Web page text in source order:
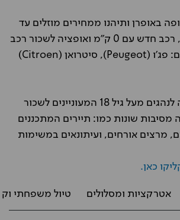
באופרן ותיהנו ממחירים מוזלים עד
40%, ביטוח מקיף, רכב חדש עם 0 ק"מ ואופציה לשכור רכב
מ-3 יצרנים מובילים: פג'ו (Peugeot), סיטרואן (Citroen)
השכרה זו מתאימה לנהגים מעל גיל 18 המעוניינים לשכור
מסיבות שונות כמו: תיירים המתכננים
מרצים אורחים, ועיתונאים במשימות
כאן.
אטרקציות ומסלולים טיול משפחתי